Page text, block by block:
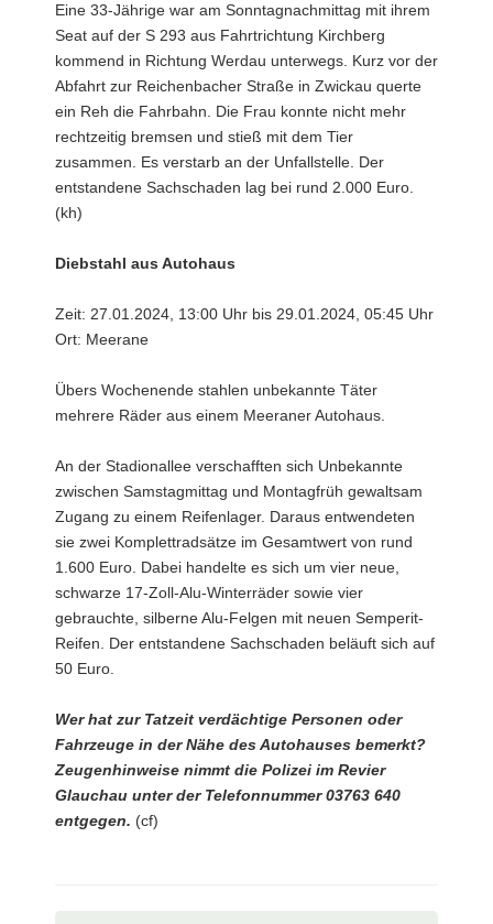
Eine 33-Jährige war am Sonntagnachmittag mit ihrem
Seat auf der S 293 aus Fahrtrichtung Kirchberg
kommend in Richtung Werdau unterwegs. Kurz vor der
Abfahrt zur Reichenbacher Straße in Zwickau querte
ein Reh die Fahrbahn. Die Frau konnte nicht mehr
rechtzeitig bremsen und stieß mit dem Tier
zusammen. Es verstarb an der Unfallstelle. Der
entstandene Sachschaden lag bei rund 2.000 Euro.
(kh)
Diebstahl aus Autohaus
Zeit: 27.01.2024, 13:00 Uhr bis 29.01.2024, 05:45 Uhr
Ort: Meerane
Übers Wochenende stahlen unbekannte Täter
mehrere Räder aus einem Meeraner Autohaus.
An der Stadionallee verschafften sich Unbekannte
zwischen Samstagmittag und Montagfrüh gewaltsam
Zugang zu einem Reifenlager. Daraus entwendeten
sie zwei Komplettradsätze im Gesamtwert von rund
1.600 Euro. Dabei handelte es sich um vier neue,
schwarze 17-Zoll-Alu-Winterräder sowie vier
gebrauchte, silberne Alu-Felgen mit neuen Semperit-
Reifen. Der entstandene Sachschaden beläuft sich auf
50 Euro.
Wer hat zur Tatzeit verdächtige Personen oder
Fahrzeuge in der Nähe des Autohauses bemerkt?
Zeugenhinweise nimmt die Polizei im Revier
Glauchau unter der Telefonnummer 03763 640
entgegen. (cf)